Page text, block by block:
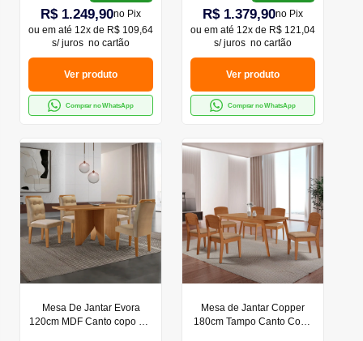
R$ 1.249,90no Pix
ou em até 12x de R$ 109,64
s/ juros no cartão
Ver produto
Comprar no WhatsApp
R$ 1.379,90no Pix
ou em até 12x de R$ 121,04
s/ juros no cartão
Ver produto
Comprar no WhatsApp
Mesa De Jantar Evora
120cm MDF Canto copo e 4
Mesa de Jantar Copper
180cm Tampo Canto Copo